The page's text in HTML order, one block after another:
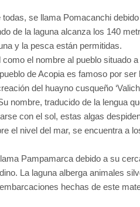
se llama Pomacanchi
de la laguna alcanza los 140
y la pesca están permitidas.
el nombre al pueblo
de Acopia es famoso por
del huayno cusqueño
nombre, traducido de la lengua
con el sol, estas algas
el nivel del mar, se encuentra a
Pampamarca debido a su
La laguna alberga animales
hechas de este